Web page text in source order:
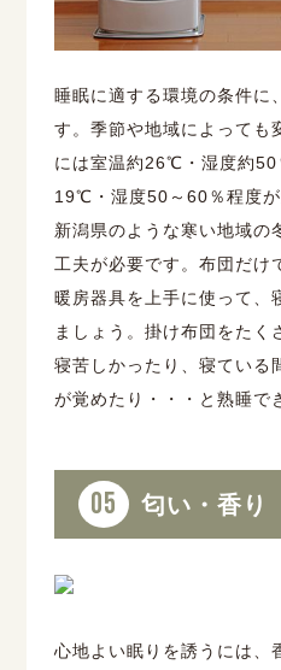
睡眠に適する環境の条件に
す。季節や地域によっても
には室温約26℃・湿度約50
19℃・湿度50～60％程度が
新潟県のような寒い地域の
工夫が必要です。布団だけ
暖房器具を上手に使って、
ましょう。掛け布団をたく
寝苦しかったり、寝ている
が覚めたり・・・と熟睡で
05 匂い・香り
心地よい眠りを誘うには、